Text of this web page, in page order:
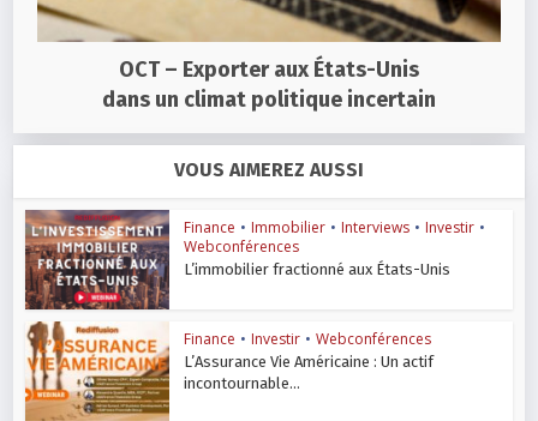
OCT – Exporter aux États-Unis
dans un climat politique incertain
VOUS AIMEREZ AUSSI
Finance • Immobilier • Interviews • Investir •
Webconférences
L’immobilier fractionné aux États-Unis
Finance • Investir • Webconférences
L’Assurance Vie Américaine : Un actif
incontournable...